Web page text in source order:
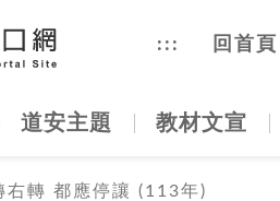
交通安全入口網
::: 回首頁
道安主題 教材文宣
右轉 都應停讓 (113年)